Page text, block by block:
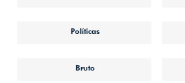
Políticas
Bruto